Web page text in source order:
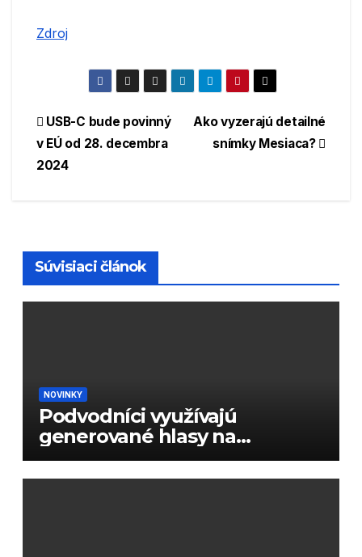
Zdroj
Navigácia
v
Ako vyzerajú detailné
snímky Mesiaca?
USB-C bude povinný
v EÚ od 28. decembra
2024
Súvisiaci článok
NOVINKY
Podvodníci využívajú
generované hlasy na
podvody